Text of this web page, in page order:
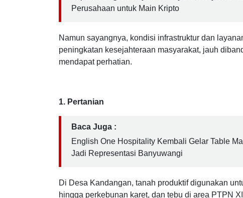
Baca Juga :
Perusahaan untuk Main Kripto
Namun sayangnya, kondisi infrastruktur dan
1. Pertanian
Baca Juga :
Jadi Representasi Banyuwangi